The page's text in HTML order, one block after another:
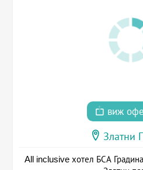
виж
Златни
All inclusive хотел БСА